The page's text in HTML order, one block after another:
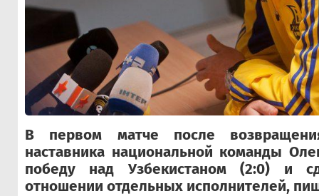
В первом матче после
наставника национальной команды
победу над Узбекистаном (2:0) и
отношении отдельных исполнителей,